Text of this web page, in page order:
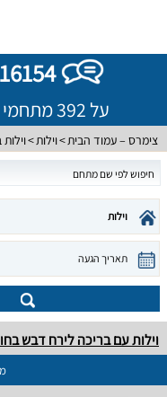
16154 חוות דעת אמיתיות!
על 392 מתחמי אירוח שונים ברחבי הארץ
צימרס – עמוד הבית וילות וילות
וילות
תאריך הגעה
וילות עם בריכה לירח דבש